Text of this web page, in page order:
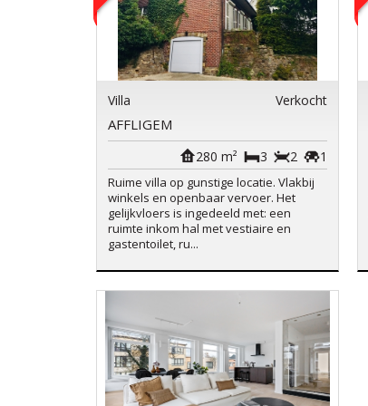
Villa Verkocht
AFFLIGEM
1
2
3
280 m²
Ruime villa op gunstige locatie. Vlakbij
winkels en openbaar vervoer. Het
gelijkvloers is ingedeeld met: een
ruimte inkom hal met vestiaire en
gastentoilet, ru...